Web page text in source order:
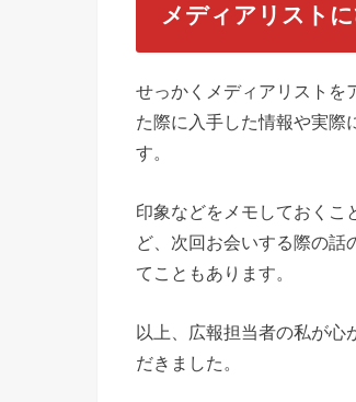
メディアリスト
せっかくメディアリストを
た際に入手した情報や実際
す。
印象などをメモしておくこ
ど、次回お会いする際の話
てこともあります。
以上、広報担当者の私が
だきました。